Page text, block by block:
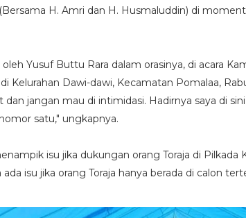
H. Amri dan H. Husmaluddin) di
Yusuf Buttu Rara dalam orasinya, di acara
Kelurahan Dawi-dawi, Kecamatan Pomalaa,
dan jangan mau di intimidasi. Hadirnya saya di
satu," ungkapnya.
isu jika dukungan orang Toraja di Pilkada
isu jika orang Toraja hanya berada di calon